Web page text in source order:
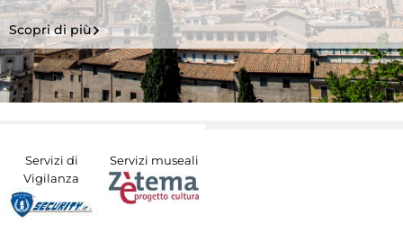
Scopri di più
Servizi di
Vigilanza
Servizi museali